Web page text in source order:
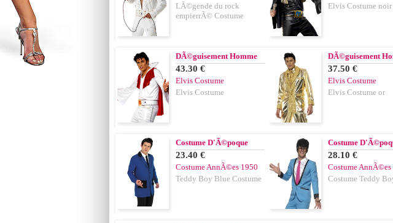
LÃ©gende du rock
empierrÃ© Costume
Elvis Costume noir
DÃ©guisement Homme
43.30 €
Elvis Costume
Elvis Costume
DÃ©guisement
37.50 €
Elvis Costume
Elvis Costume or
Costume D'Ã©poque
23.40 €
Costume AnnÃ©es 1950
Teddy Boy Blue Costume
Costume
28.10 €
Costume AnnÃ©es
Costume Teddy